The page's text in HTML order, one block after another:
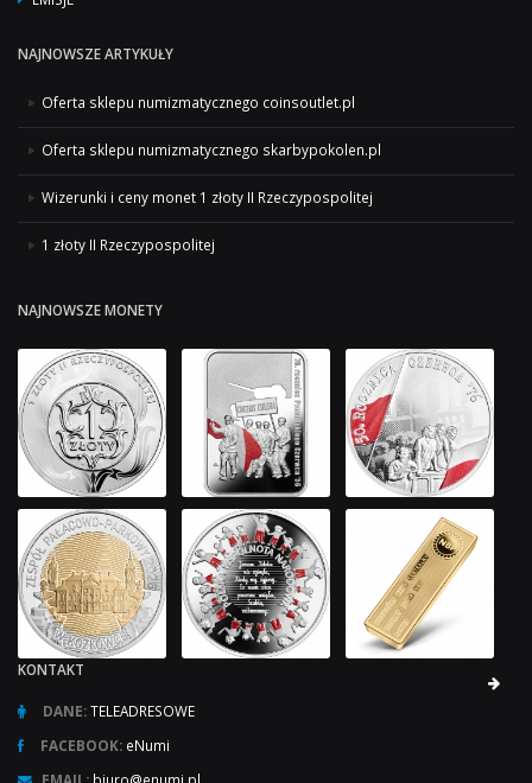
NAJNOWSZE ARTYKUŁY
Oferta sklepu numizmatycznego coinsoutlet.pl
Oferta sklepu numizmatycznego skarbypokolen.pl
Wizerunki i ceny monet 1 złoty II Rzeczypospolitej
1 złoty II Rzeczypospolitej
NAJNOWSZE MONETY
KONTAKT
DANE:TELEADRESOWE
FACEBOOK: eNumi
EMAIL: biuro@enumi.pl